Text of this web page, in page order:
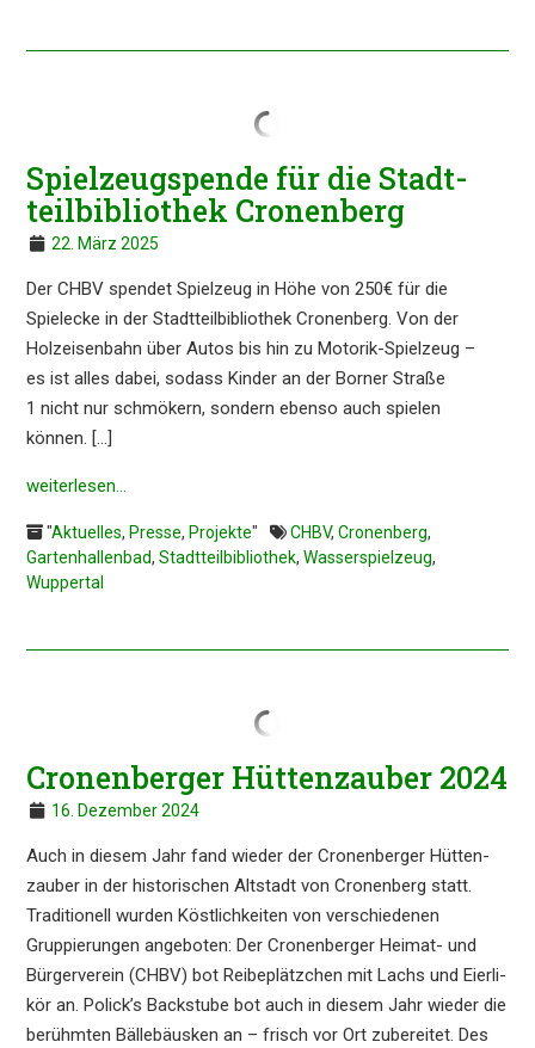
Spiel­zeug­spen­de für die Stadt­
teil­bi­blio­thek Cronenberg
22. März 2025
Der CHBV spendet Spiel­zeug in Höhe von 250€ für die
Spiel­ecke in der Stadt­teil­bi­blio­thek Cronen­berg. Von der
Holzei­sen­bahn über Autos bis hin zu Motorik-Spiel­zeug –
es ist alles dabei, sodass Kinder an der Borner Straße
1 nicht nur schmö­kern, sondern ebenso auch spielen
können. […]
weiter­le­sen…
"Aktuelles, Presse, Projekte" CHBV, Cronenberg,
Gartenhallenbad, Stadtteilbibliothek, Wasserspielzeug,
Wuppertal
Cronen­ber­ger Hütten­zau­ber 2024
16. Dezember 2024
Auch in diesem Jahr fand wieder der Cronen­ber­ger Hütten­
zau­ber in der histo­ri­schen Altstadt von Cronen­berg statt.
Tradi­tio­nell wurden Köstlich­kei­ten von verschie­de­nen
Gruppie­run­gen angebo­ten: Der Cronen­ber­ger Heimat- und
Bürger­ver­ein (CHBV) bot Reibe­plätz­chen mit Lachs und Eierli­
kör an. Polick’s Backstu­be bot auch in diesem Jahr wieder die
berühm­ten Bälle­bä­us­ken an – frisch vor Ort zuberei­tet. Des